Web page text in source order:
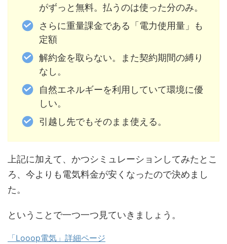
がずっと無料。払うのは使った分のみ。
さらに重量課金である「電力使用量」も
定額
解約金を取らない。また契約期間の縛り
なし。
自然エネルギーを利用していて環境に優
しい。
引越し先でもそのまま使える。
上記に加えて、かつシミュレーションしてみたとこ
ろ、今よりも電気料金が安くなったので決めまし
た。
ということで一つ一つ見ていきましょう。
「Looop電気」詳細ページ